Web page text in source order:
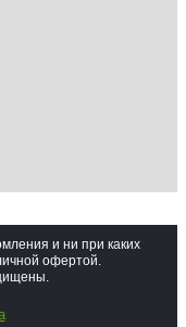
и ни при каких
офертой.